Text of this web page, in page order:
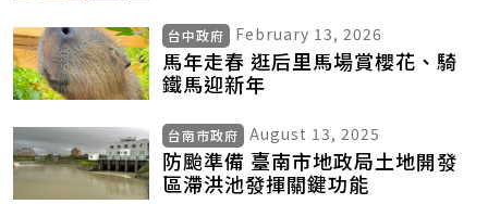
台中政府 February 13, 2026
馬年走春 逛后里馬場賞櫻花、騎
鐵馬迎新年
台南市政府 August 13, 2025
防颱準備 臺南市地政局土地開發
區滯洪池發揮關鍵功能